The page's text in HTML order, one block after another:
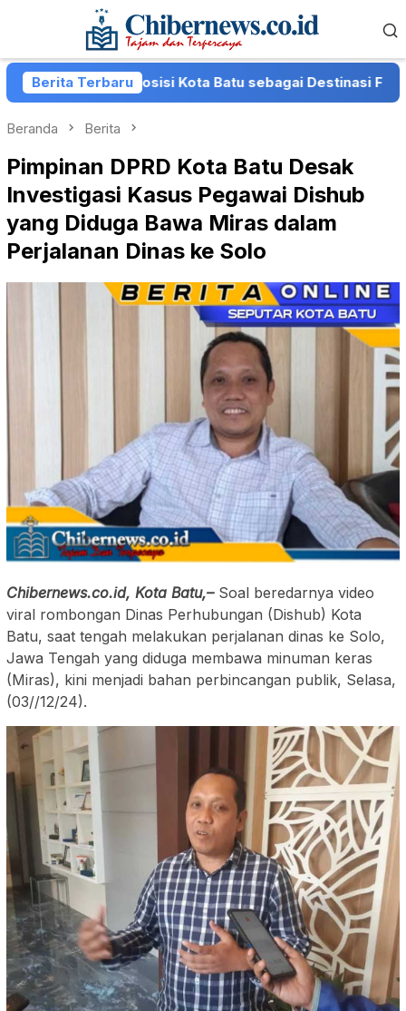
Menu
Mobile
Berita Terbaru
Posisi Kota Batu sebagai Destinasi Festival Musik
Beranda Berita
Pimpinan DPRD Kota Batu Desak
Investigasi Kasus Pegawai Dishub
yang Diduga Bawa Miras dalam
Perjalanan Dinas ke Solo
Chibernews.co.id, Kota Batu,– Soal beredarnya video
viral rombongan Dinas Perhubungan (Dishub) Kota
Batu, saat tengah melakukan perjalanan dinas ke Solo,
Jawa Tengah yang diduga membawa minuman keras
(Miras), kini menjadi bahan perbincangan publik, Selasa,
(03//12/24).